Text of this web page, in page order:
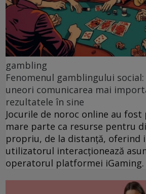
gambling
Fenomenul gamblingului
uneori comunicarea mai
rezultatele în sine
Jocurile de noroc online au
mare parte ca resurse pentru
propriu, de la distanță, oferind
utilizatorul interacționează
operatorul platformei iGaming.